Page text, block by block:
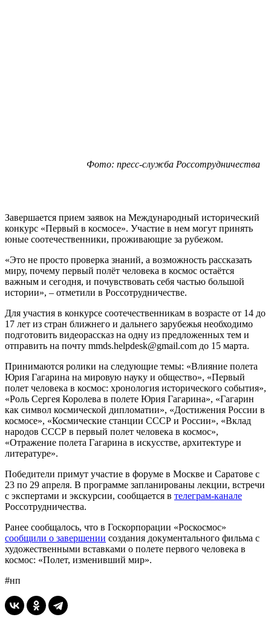
Фото: пресс-служба Россотрудничества
Завершается прием заявок на Международный исторический
конкурс «Первый в космосе». Участие в нем могут принять
юные соотечественники, проживающие за рубежом.
«Это не просто проверка знаний, а возможность рассказать
миру, почему первый полёт человека в космос остаётся
важным и сегодня, и почувствовать себя частью большой
истории», – отметили в Россотрудничестве.
Для участия в конкурсе соотечественникам в возрасте от 14 до
17 лет из стран ближнего и дальнего зарубежья необходимо
подготовить видеорассказ на одну из предложенных тем и
отправить на почту mmds.helpdesk@gmail.com до 15 марта.
Принимаются ролики на следующие темы: «Влияние полета
Юрия Гагарина на мировую науку и общество», «Первый
полет человека в космос: хронология исторического события»,
«Роль Сергея Королева в полете Юрия Гагарина», «Гагарин
как символ космической дипломатии», «Достижения России в
космосе», «Космические станции СССР и России», «Вклад
народов СССР в первый полет человека в космос»,
«Отражение полета Гагарина в искусстве, архитектуре и
литературе».
Победители примут участие в форуме в Москве и Саратове с
23 по 29 апреля. В программе запланированы лекции, встречи
с экспертами и экскурсии, сообщается в телеграм-канале
Россотрудничества.
Ранее сообщалось, что в Госкорпорации «Роскосмос»
сообщили о завершении создания документального фильма с
художественными вставками о полете первого человека в
космос: «Полет, изменивший мир».
#нп